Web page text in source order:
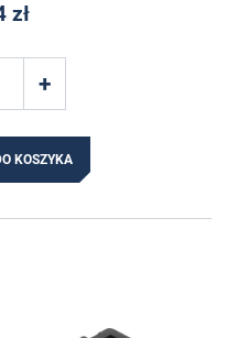
zł
KOSZYKA